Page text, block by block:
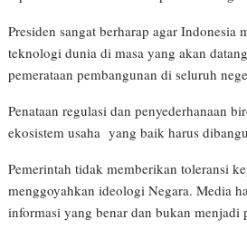
Presiden sangat berharap agar Indonesia
teknologi dunia di masa yang akan
pemerataan pembangunan di seluruh
Penataan regulasi dan penyederhanaan
ekosistem usaha yang baik harus
Pemerintah tidak memberikan toleransi
menggoyahkan ideologi Negara. Media
informasi yang benar dan bukan menjadi